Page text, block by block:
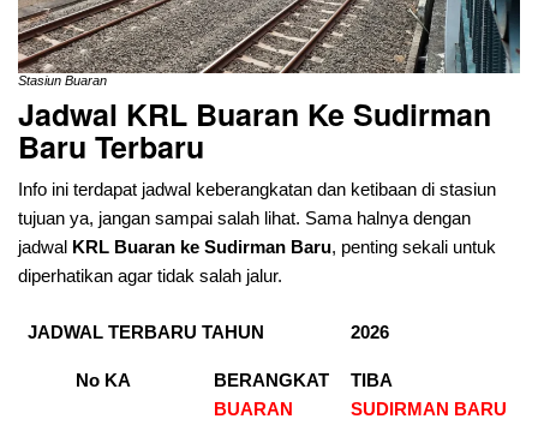
Stasiun Buaran
Jadwal KRL Buaran Ke Sudirman
Baru Terbaru
Info ini terdapat jadwal keberangkatan dan ketibaan di stasiun
tujuan ya, jangan sampai salah lihat. Sama halnya dengan
jadwal KRL Buaran ke Sudirman Baru, penting sekali untuk
diperhatikan agar tidak salah jalur.
JADWAL TERBARU TAHUN 2026
No KA
BERANGKAT
BUARAN
TIBA
SUDIRMAN BARU